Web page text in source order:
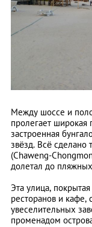
Между шоссе и
пролегает широкая
застроенная
звёзд. Всё сделано
(Chaweng-
долетал до
Эта улица,
ресторанов и кафе,
увеселительных
променадом